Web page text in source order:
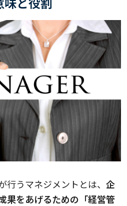
行うマネジメントとは、 企
果をあげるための「経営管